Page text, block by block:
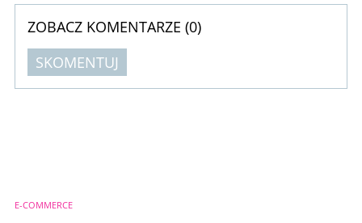
ZOBACZ KOMENTARZE (0)
SKOMENTUJ
E-COMMERCE